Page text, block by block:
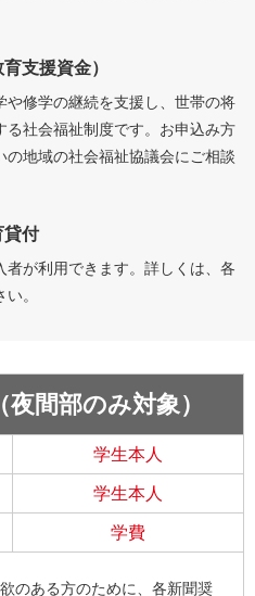
支援資金）
修学の継続を支援し、世帯の将
社会福祉制度です。お申込み方
地域の社会福祉協議会にご相談
付
が利用できます。詳しくは、各
。
間部のみ対象）
学生本人
学生本人
学費
のある方のために、各新聞奨